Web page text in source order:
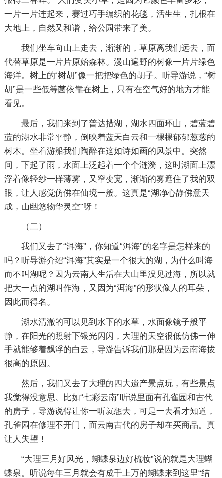
一片一片连起来，赛过巧手编织的花毯，活生生，扎根在
大地上，自然又和谐，给公园带来了美。
我们坐车向山上走去，渐渐的，草原离我们远去，而
代替草原是一片片原始森林。漫山遍野的树像一片片绿色
海洋。树上的“树胡”像一把把绿色的胡子。听导游说，“树
胡”是一些低等菌依靠在树上，只有在空气好的地方才能
看见。
最后，我们来到了普达措湖，湖水四面环山，碧蓝碧
蓝的湖水非常平静，倒映着蓝天白云和一棵棵郁郁葱葱的
树木。坐着游船我们陶醉在这如诗如画的风景中。突然
间，下起了雨，水面上泛起着一个个涟漪，这时湖面上漂
浮着像轻纱一样薄雾，又窄变宽，渐渐的雾遮住了我的双
眼，让人感觉仿佛在仙境一般。这真是“湖净心静佛意天
成，山幽悠物华灵空”呀！
（二）
我们又去了“洱海”，你知道“洱海”的名字是怎样来的
吗？听导游介绍“洱海”其实是一个很大的湖，为什么叫海
而不叫湖呢？因为云南人生活在大山里没见过海，所以就
把大一点的湖叫作海，又因为“洱海”的形状像人的耳朵，
因此而得名。
湖水清澈的可以见到水下的水草，水面像镜子般平
静，在阳光的照射下银光闪闪，大理的天空很低仿佛一伸
手就能够着飘浮的白云，导游告诉我们那是因为云南海拔
很高的原因。
然后，我们又去了大理的四大遗产景点玩，有些景点
我觉得没意思。比如“七彩云南”听说里面有孔雀园和古代
的房子，导游说得让你一听就想去，可是一去看才知道，
孔雀园在修理不开门，而云南古代的房子却在买商品。真
让人失望！
“大理三月好风光，蝴蝶泉边好梳妆”说的就是大理蝴
蝶泉。听说每年三月就会有成千上万的蝴蝶来到这里“结